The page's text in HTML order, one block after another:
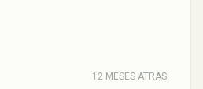
12 MESES ATRAS